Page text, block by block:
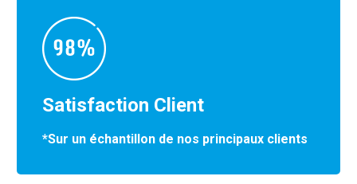
Satisfaction Client
*Sur un échantillon de nos principaux clients